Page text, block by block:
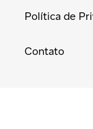
Política de
Contato